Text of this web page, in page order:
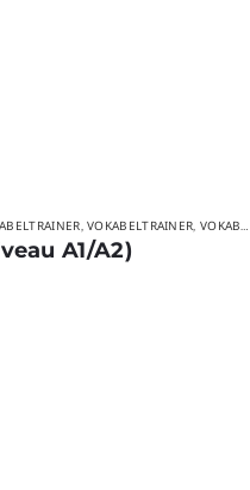
,VOKABELTRAINER, VOKABELTRAINER
A1/A2)